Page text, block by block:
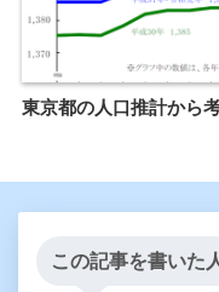
東京都の人口推計から
この記事を書いた